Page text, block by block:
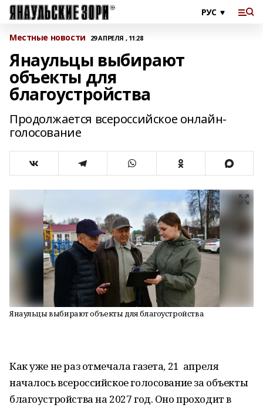
Местные новости 29 АПРЕЛЯ , 11:28
Янаульцы выбирают
объекты для
благоустройства
Продолжается всероссийское онлайн-
голосование
Янаульцы выбирают объекты для благоустройства
Как уже не раз отмечала газета, 21 апреля
началось всероссийское голосование за объекты
благоустройства на 2027 год. Оно проходит в